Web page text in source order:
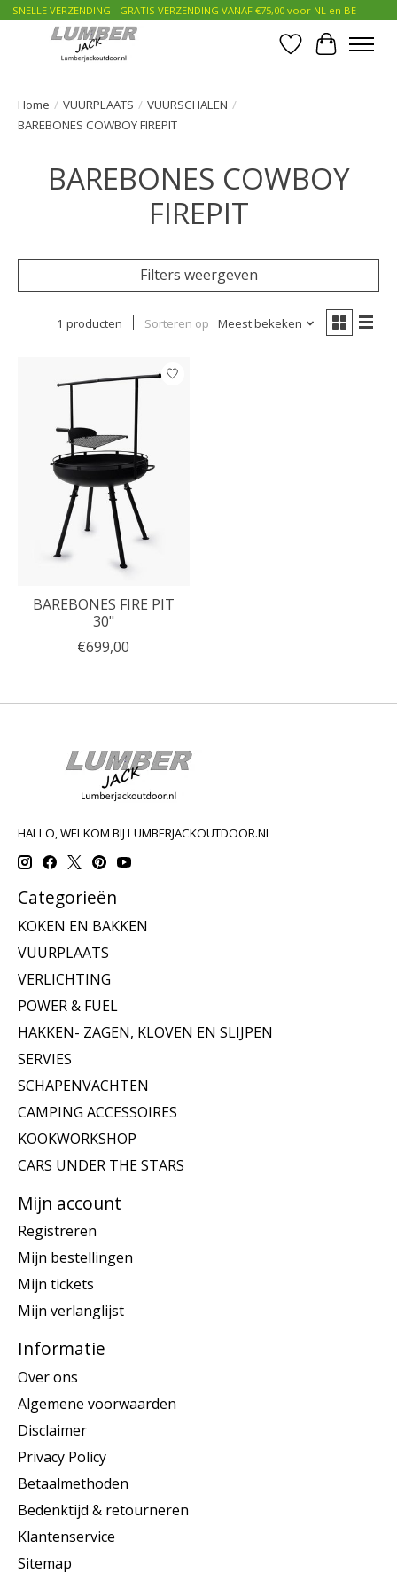
SNELLE VERZENDING - GRATIS VERZENDING VANAF €75,00 voor NL en BE
Verlanglijst
Home / VUURPLAATS / VUURSCHALEN /
BAREBONES COWBOY FIREPIT
BAREBONES COWBOY
FIREPIT
Filters weergeven
1 producten Sorteren op Meest bekeken
BAREBONES FIRE PIT
30"
€699,00
HALLO, WELKOM BIJ LUMBERJACKOUTDOOR.NL
Categorieën
KOKEN EN BAKKEN
VUURPLAATS
VERLICHTING
POWER & FUEL
HAKKEN- ZAGEN, KLOVEN EN SLIJPEN
SERVIES
SCHAPENVACHTEN
CAMPING ACCESSOIRES
KOOKWORKSHOP
CARS UNDER THE STARS
Mijn account
Registreren
Mijn bestellingen
Mijn tickets
Mijn verlanglijst
Informatie
Over ons
Algemene voorwaarden
Disclaimer
Privacy Policy
Betaalmethoden
Bedenktijd & retourneren
Klantenservice
Sitemap